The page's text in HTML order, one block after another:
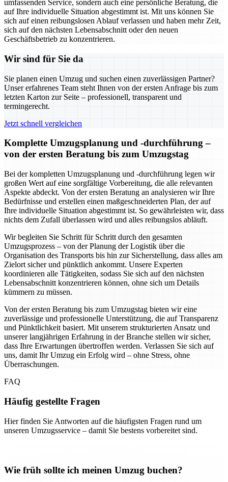
umfassenden Service, sondern auch eine persönliche Beratung, die
auf Ihre individuelle Situation abgestimmt ist. Mit uns können Sie
sich auf einen reibungslosen Ablauf verlassen und haben mehr Zeit,
sich auf den nächsten Lebensabschnitt oder den neuen
Geschäftsbetrieb zu konzentrieren.
Wir sind für Sie da
Sie planen einen Umzug und suchen einen zuverlässigen Partner?
Unser erfahrenes Team steht Ihnen von der ersten Anfrage bis zum
letzten Karton zur Seite – professionell, transparent und
termingerecht.
Jetzt schnell vergleichen
Komplette Umzugsplanung und -durchführung –
von der ersten Beratung bis zum Umzugstag
Bei der kompletten Umzugsplanung und -durchführung legen wir
großen Wert auf eine sorgfältige Vorbereitung, die alle relevanten
Aspekte abdeckt. Von der ersten Beratung an analysieren wir Ihre
Bedürfnisse und erstellen einen maßgeschneiderten Plan, der auf
Ihre individuelle Situation abgestimmt ist. So gewährleisten wir, dass
nichts dem Zufall überlassen wird und alles reibungslos abläuft.
Wir begleiten Sie Schritt für Schritt durch den gesamten
Umzugsprozess – von der Planung der Logistik über die
Organisation des Transports bis hin zur Sicherstellung, dass alles am
Zielort sicher und pünktlich ankommt. Unsere Experten
koordinieren alle Tätigkeiten, sodass Sie sich auf den nächsten
Lebensabschnitt konzentrieren können, ohne sich um Details
kümmern zu müssen.
Von der ersten Beratung bis zum Umzugstag bieten wir eine
zuverlässige und professionelle Unterstützung, die auf Transparenz
und Pünktlichkeit basiert. Mit unserem strukturierten Ansatz und
unserer langjährigen Erfahrung in der Branche stellen wir sicher,
dass Ihre Erwartungen übertroffen werden. Verlassen Sie sich auf
uns, damit Ihr Umzug ein Erfolg wird – ohne Stress, ohne
Überraschungen.
FAQ
Häufig gestellte Fragen
Hier finden Sie Antworten auf die häufigsten Fragen rund um
unseren Umzugsservice – damit Sie bestens vorbereitet sind.
Wie früh sollte ich meinen Umzug buchen?